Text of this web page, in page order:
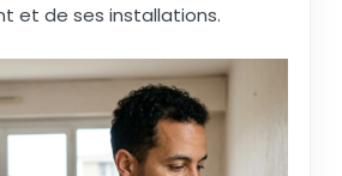
et de ses installations.